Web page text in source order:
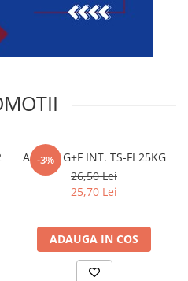
-3%
ADEZIV G+F INT. TS-FI 25KG
26,50 Lei
25,70 Lei
ADAUGA IN COS